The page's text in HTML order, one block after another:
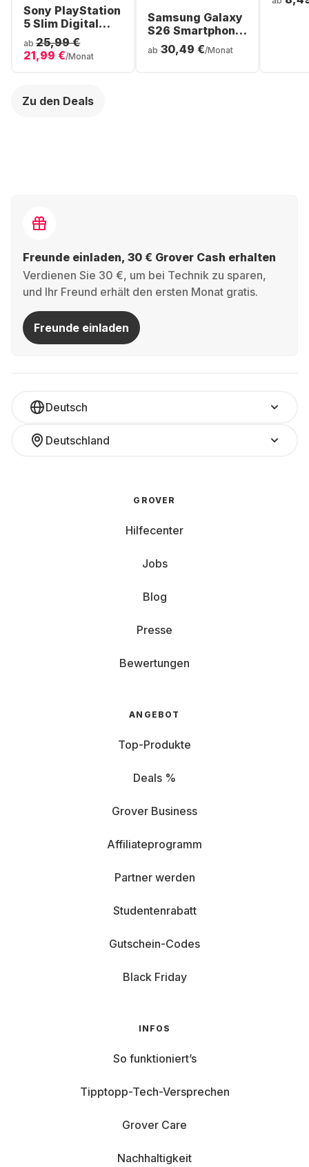
Sony PlayStation
5 Slim Digital
Console
ab 25,99 €
21,99 €/Monat
Samsung Galaxy
S26 Smartphone
- 256GB - Dual
SIM
ab 30,49 €/Monat
Zu den Deals
Freunde einladen, 30 € Grover Cash erhalten
Verdienen Sie 30 €, um bei Technik zu sparen,
und Ihr Freund erhält den ersten Monat gratis.
Freunde einladen
Deutsch
Deutschland
GROVER
Hilfecenter
Jobs
Blog
Presse
Bewertungen
ANGEBOT
Top-Produkte
Deals %
Grover Business
Affiliateprogramm
Partner werden
Studentenrabatt
Gutschein-Codes
Black Friday
INFOS
So funktioniert’s
Tipptopp-Tech-Versprechen
Grover Care
Nachhaltigkeit